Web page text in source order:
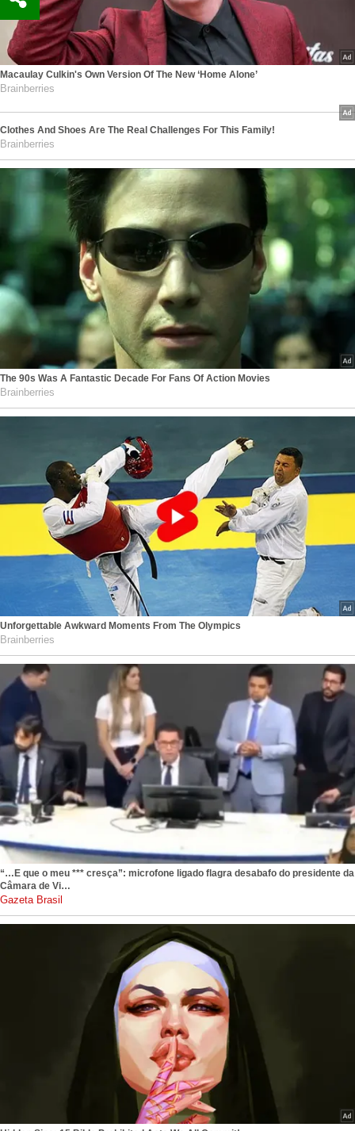
Macaulay Culkin's Own Version Of The New ‘Home Alone’
Brainberries
Clothes And Shoes Are The Real Challenges For This Family!
Brainberries
The 90s Was A Fantastic Decade For Fans Of Action Movies
Brainberries
Unforgettable Awkward Moments From The Olympics
Brainberries
“…E que o meu *** cresça”: microfone ligado flagra desabafo do presidente da
Câmara de Vi…
gazetabrasil.com.br